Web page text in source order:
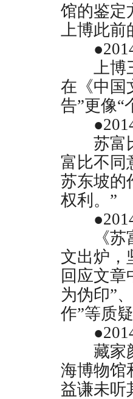
馆的鉴定
上博此前
●
上博三
在《中国
告”更像“
●
苏富比
富比不同
苏东坡的
权利。”
●
《苏富
文出炉，
回应文章
为伪印”
作”等质
●
藏家颜
海博物馆
益谦未听